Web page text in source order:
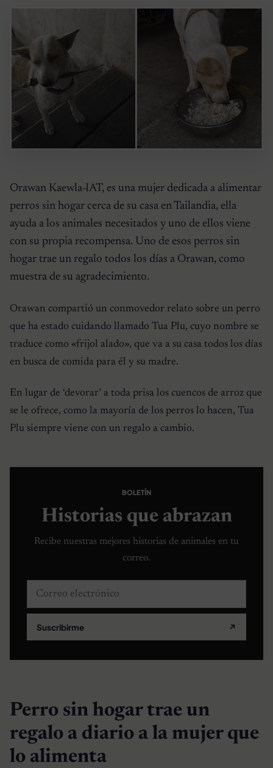
Orawan Kaewla-IAT, es una mujer dedicada a alimentar
perros sin hogar cerca de su casa en Tailandia, ella
ayuda a los animales necesitados y uno de ellos viene
con su propia recompensa. Uno de esos perros sin
hogar trae un regalo todos los días a Orawan, como
muestra de su agradecimiento.
Orawan compartió un conmovedor relato sobre un perro
que ha estado cuidando llamado Tua Plu, cuyo nombre se
traduce como «frijol alado», que va a su casa todos los días
en busca de comida para él y su madre.
En lugar de ‘devorar’ a toda prisa los cuencos de arroz que
se le ofrece, como la mayoría de los perros lo hacen, Tua
Plu siempre viene con un regalo a cambio.
BOLETÍN
Historias que abrazan
Recibe nuestras mejores historias de animales en tu
correo.
Correo electrónico
Suscribirme ↗
Perro sin hogar trae un
regalo a diario a la mujer que
lo alimenta